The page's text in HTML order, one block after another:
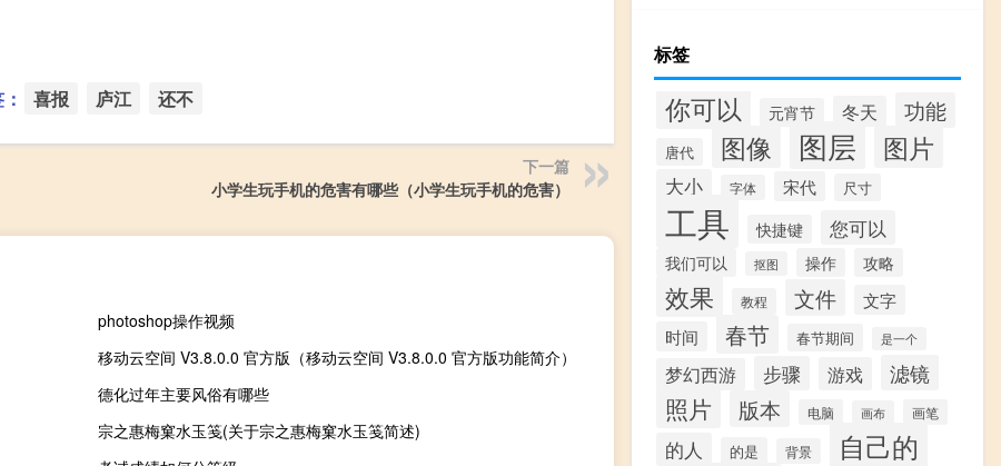
喜报 庐江 还不
下一篇
小学生玩手机的危害有哪些（小学生玩手机的危害）
photoshop操作视频
移动云空间 V3.8.0.0 官方版（移动云空间 V3.8.0.0 官方版功能简介）
德化过年主要风俗有哪些
宗之惠梅窠水玉笺(关于宗之惠梅窠水玉笺简述)
标签
你可以 元宵节 冬天 功能
唐代 图像 图层 图片
大小 字体 宋代 尺寸
工具 快捷键 您可以
我们可以 抠图 操作 攻略
效果 教程 文件
文字
时间
春节 春节期间 是一个
梦幻西游 步骤 游戏 滤镜
照片 版本 电脑 画布 画笔
的人 的是 背景 自己的